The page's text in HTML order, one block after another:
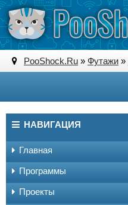
PooShock.Ru » Футажи »
НАВИГАЦИЯ
Главная
Программы
Проекты